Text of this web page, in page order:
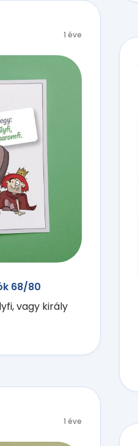
1 éve
68/80
vagy király
1 éve